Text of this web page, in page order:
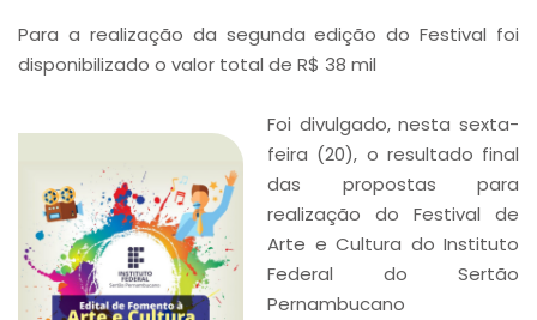
Para a realização da segunda edição do Festival foi
disponibilizado o valor total de R$ 38 mil
Foi divulgado, nesta sexta-
feira (20), o resultado final
das propostas para
realização do Festival de
Arte e Cultura do Instituto
Federal do Sertão
Pernambucano